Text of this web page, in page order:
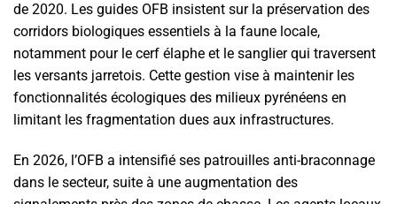
de 2020. Les guides OFB insistent sur la préservation des
corridors biologiques essentiels à la faune locale,
notamment pour le cerf élaphe et le sanglier qui traversent
les versants jarretois. Cette gestion vise à maintenir les
fonctionnalités écologiques des milieux pyrénéens en
limitant les fragmentation dues aux infrastructures.
En 2026, l’OFB a intensifié ses patrouilles anti-braconnage
dans le secteur, suite à une augmentation des